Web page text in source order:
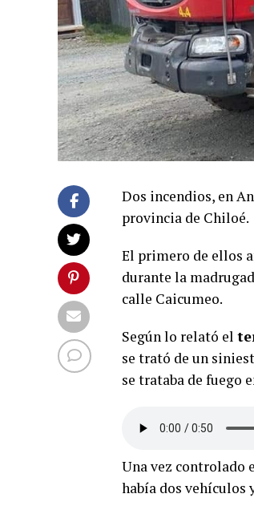
Dos incendios, en
provincia de Chiloé.
El primero de ellos
durante la
calle Caicumeo.
Según lo relató el
se trató de un
se trataba de fuego
Una vez controlado
había dos vehículos